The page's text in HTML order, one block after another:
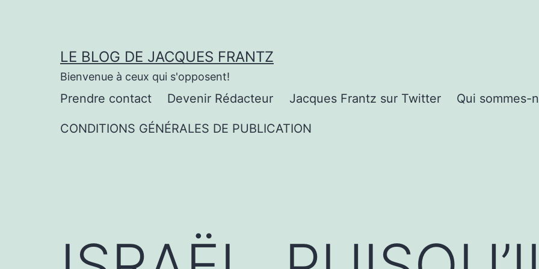
LE BLOG DE JACQUES FRANTZ
Bienvenue à ceux qui s'opposent!
Prendre contact Devenir Rédacteur Jacques Frantz sur Twitter Qui sommes-
CONDITIONS GÉNÉRALES DE PUBLICATION